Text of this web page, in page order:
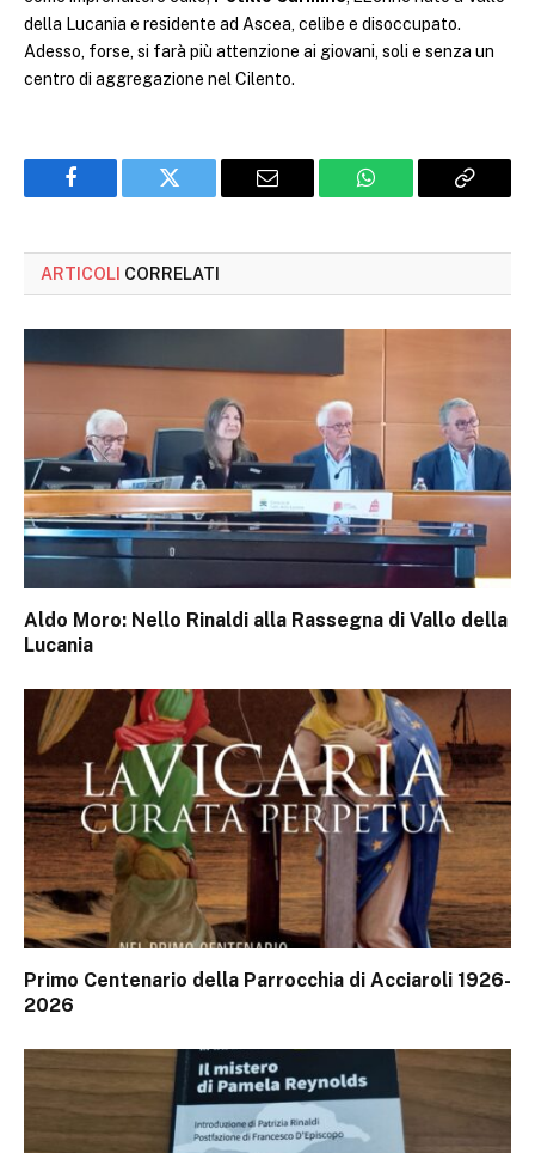
della Lucania e residente ad Ascea, celibe e disoccupato.
Adesso, forse, si farà più attenzione ai giovani, soli e senza un
centro di aggregazione nel Cilento.
Facebook Twitter Email WhatsApp Copy
ARTICOLI CORRELATI
Aldo Moro: Nello Rinaldi alla Rassegna di Vallo della
Lucania
Primo Centenario della Parrocchia di Acciaroli 1926-
2026